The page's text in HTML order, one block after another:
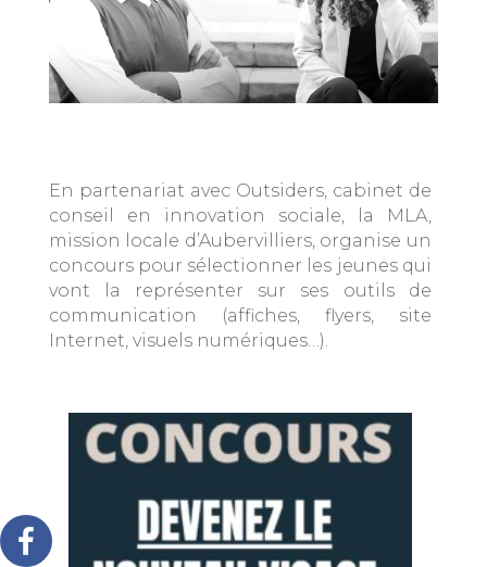
En partenariat avec Outsiders, cabinet de
conseil en innovation sociale, la MLA,
mission locale d’Aubervilliers, organise un
concours pour sélectionner les jeunes qui
vont la représenter sur ses outils de
communication (affiches, flyers, site
Internet, visuels numériques…).